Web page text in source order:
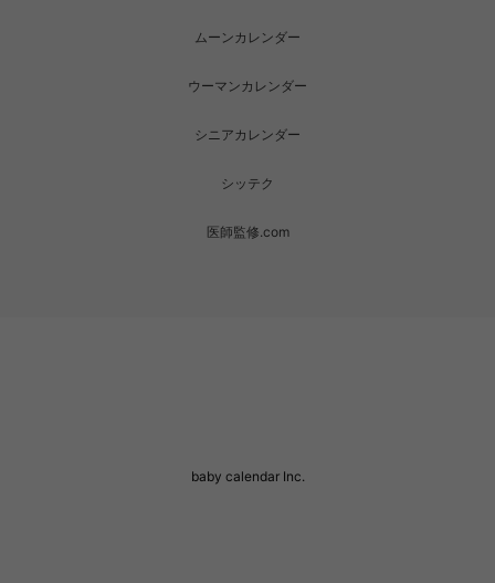
ムーンカレンダー
ウーマンカレンダー
シニアカレンダー
シッテク
医師監修.com
baby calendar Inc.